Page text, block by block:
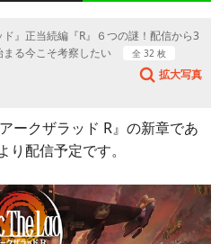
ド』正当続編『R』６つの謎！配信から3
まる今こそ考察したい
全 32 枚
拡大写真
ークザラッド R』の新章であ
配信予定です。